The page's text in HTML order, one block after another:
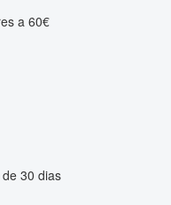
a 60€
30 dias